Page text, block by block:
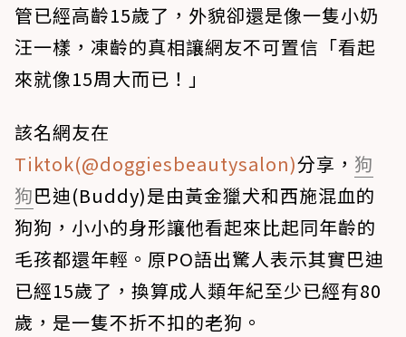
管已經高齡15歲了，外貌卻還是像一隻小奶
汪一樣，凍齡的真相讓網友不可置信「看起
來就像15周大而已！」
該名網友在
Tiktok(@doggiesbeautysalon)分享， 狗
狗巴迪(Buddy)是由黃金獵犬和西施混血的
狗狗，小小的身形讓他看起來比起同年齡的
毛孩都還年輕。原PO語出驚人表示其實巴迪
已經15歲了，換算成人類年紀至少已經有80
歲，是一隻不折不扣的老狗。